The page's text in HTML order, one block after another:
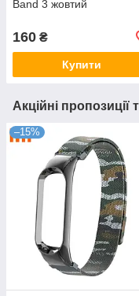
Band 3 жовтий
160 ₴
Купити
Акційні пропозиції
–15%